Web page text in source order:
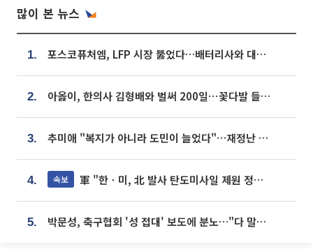
많이 본 뉴스
1. 포스코퓨처엠, LFP 시장 뚫었다…배터리사와 대규모 장기 공급 합의
2. 아옳이, 한의사 김형배와 벌써 200일⋯꽃다발 들고 "프러포즈 아냐"
3. 추미애 "복지가 아니라 도민이 늘었다"…재정난 책임론 정면돌파
4. 속보 軍 "한ㆍ미, 北 발사 탄도미사일 제원 정밀분석 중"
5. 박문성, 축구협회 '성 접대' 보도에 분노…"다 말아먹으려고 작정했나"